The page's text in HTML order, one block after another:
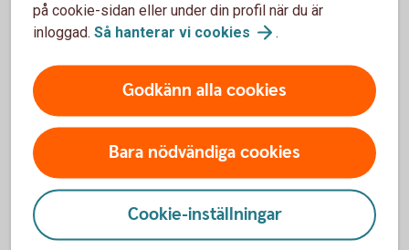
David Kästel
på cookie-sidan eller under din profil när du är
inloggad. Så hanterar vi cookies .
Godkänn alla cookies
Bara nödvändiga cookies
Cookie-inställningar